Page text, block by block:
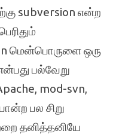
subversion என்ற
மென்பொருளை ஒரு
பல்வேறு
mod-svn,
பல சிறு
தனித்தனியே